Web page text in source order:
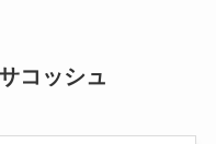
コッシュ